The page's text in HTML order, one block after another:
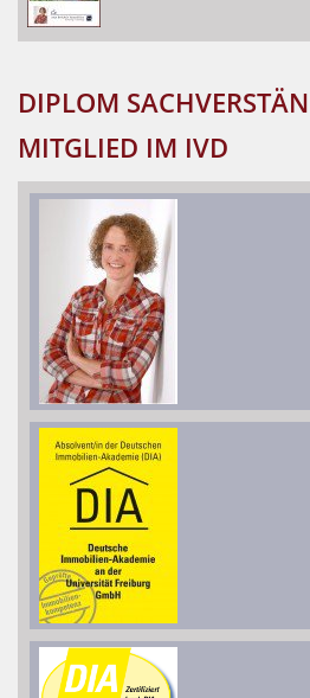
DIPLOM
MITGLIED IM IVD